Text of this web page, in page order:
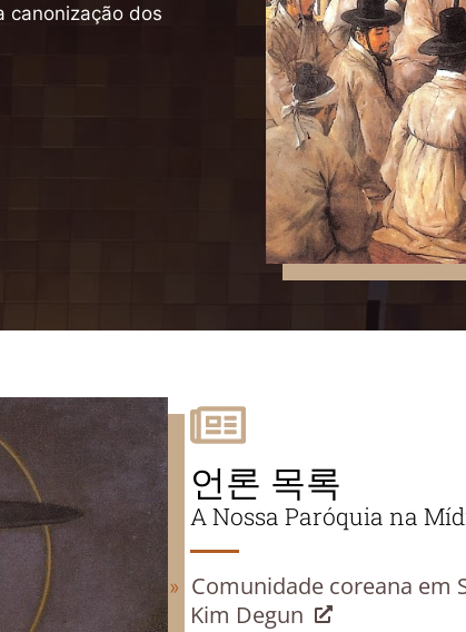
canonização dos
언론 목록
A Nossa Paróquia na
Comunidade coreana em
Kim Degun